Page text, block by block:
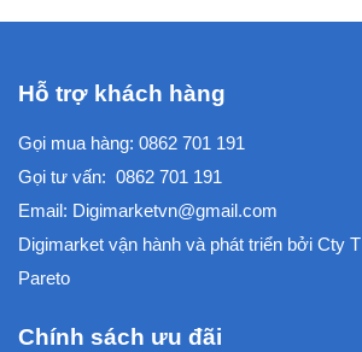
Hỗ trợ khách hàng
Gọi mua hàng: 0862 701 191
Gọi tư vấn: 0862 701 191
Email: Digimarketvn@gmail.com
Digimarket vận hành và phát triển bởi Cty
Pareto
Chính sách ưu đãi